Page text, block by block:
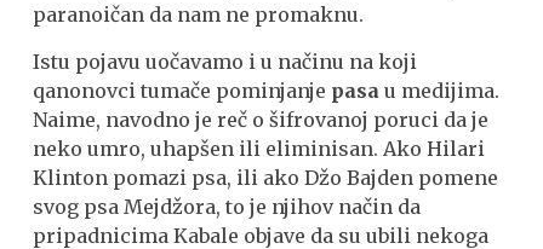
paranoičan da nam ne promaknu.
Istu pojavu uočavamo i u načinu na koji
qanonovci tumače pominjanje pasa u medijima.
Naime, navodno je reč o šifrovanoj poruci da je
neko umro, uhapšen ili eliminisan. Ako Hilari
Klinton pomazi psa, ili ako Džo Bajden pomene
svog psa Mejdžora, to je njihov način da
pripadnicima Kabale objave da su ubili nekoga